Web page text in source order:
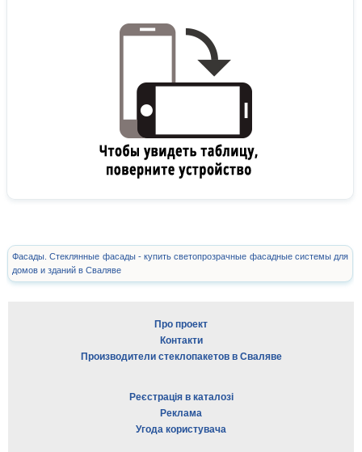
Фасады. Стеклянные фасады - купить светопрозрачные фасадные системы для
домов и зданий в Сваляве
Про проект
Контакти
Производители стеклопакетов в Сваляве
Реєстрація в каталозі
Реклама
Угода користувача